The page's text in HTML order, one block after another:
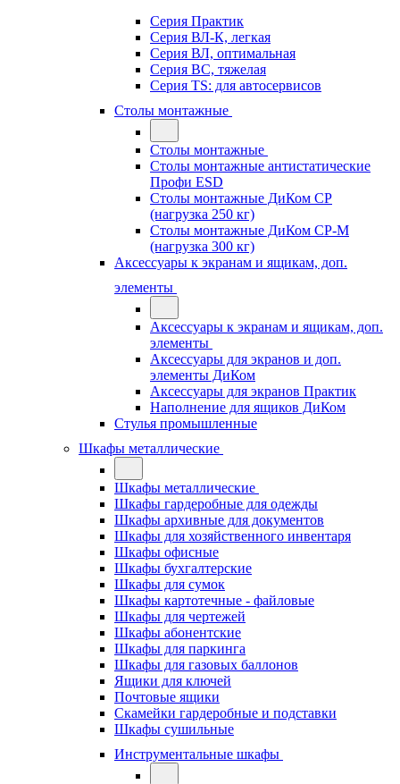
Серия Практик
Серия ВЛ-К, легкая
Серия ВЛ, оптимальная
Серия ВС, тяжелая
Серия TS: для автосервисов
Столы монтажные
Столы монтажные
Столы монтажные антистатические
Профи ESD
Столы монтажные ДиКом СР
(нагрузка 250 кг)
Столы монтажные ДиКом СР-М
(нагрузка 300 кг)
Аксессуары к экранам и ящикам, доп.
элементы
Аксессуары к экранам и ящикам, доп.
элементы
Аксессуары для экранов и доп.
элементы ДиКом
Аксессуары для экранов Практик
Наполнение для ящиков ДиКом
Стулья промышленные
Шкафы металлические
Шкафы металлические
Шкафы гардеробные для одежды
Шкафы архивные для документов
Шкафы для хозяйственного инвентаря
Шкафы офисные
Шкафы бухгалтерские
Шкафы для сумок
Шкафы картотечные - файловые
Шкафы для чертежей
Шкафы абонентские
Шкафы для паркинга
Шкафы для газовых баллонов
Ящики для ключей
Почтовые ящики
Скамейки гардеробные и подставки
Шкафы сушильные
Инструментальные шкафы